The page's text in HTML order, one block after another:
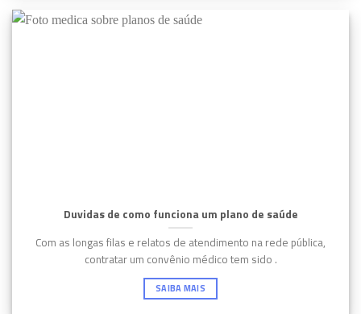
Duvidas de como funciona um plano de saúde
Com as longas filas e relatos de atendimento na rede pública,
contratar um convênio médico tem sido .
SAIBA MAIS